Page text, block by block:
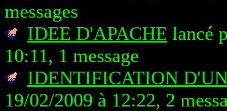
messages
IDEE D'APACHE lancé
10:11, 1 message
IDENTIFICATION
19/02/2009 à 12:22, 2